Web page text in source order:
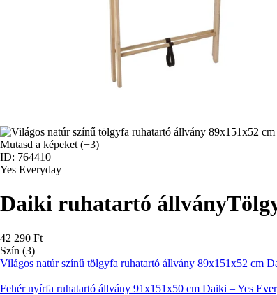
Mutasd a képeket (+3)
ID: 764410
Yes Everyday
Daiki ruhatartó állvány
42 290 Ft
Szín (3)
Világos natúr színű tölgyfa ruhatartó állvány 89x151x52 cm
Fehér nyírfa ruhatartó állvány 91x151x50 cm Daiki – Yes